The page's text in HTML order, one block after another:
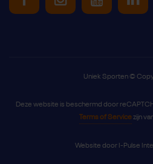
Uniek Sporten op
Uniek Sporten
Uniek
Uniek Sporten ©
Deze website is beschermd door
Terms of Servicezijn
Website door I-Pulse